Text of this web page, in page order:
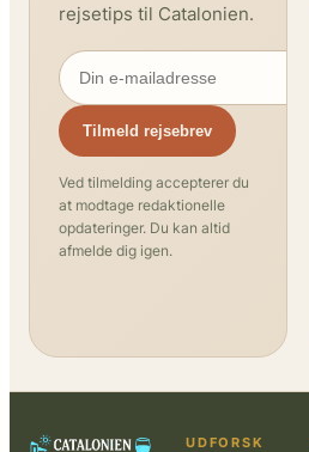
rejsetips til Catalonien.
Tilmeld rejsebrev
Ved tilmelding accepterer du
at modtage redaktionelle
opdateringer. Du kan altid
afmelde dig igen.
UDFORSK